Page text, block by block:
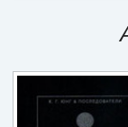
Подаръци